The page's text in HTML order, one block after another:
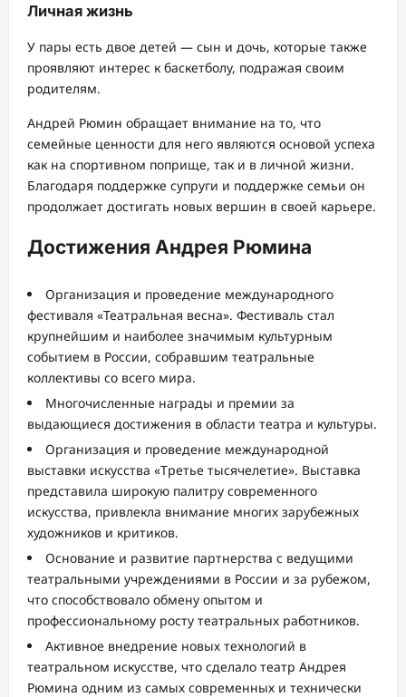
Личная жизнь
У пары есть двое детей — сын и дочь, которые также
проявляют интерес к баскетболу, подражая своим
родителям.
Андрей Рюмин обращает внимание на то, что
семейные ценности для него являются основой успеха
как на спортивном поприще, так и в личной жизни.
Благодаря поддержке супруги и поддержке семьи он
продолжает достигать новых вершин в своей карьере.
Достижения Андрея Рюмина
Организация и проведение международного
фестиваля «Театральная весна». Фестиваль стал
крупнейшим и наиболее значимым культурным
событием в России, собравшим театральные
коллективы со всего мира.
Многочисленные награды и премии за
выдающиеся достижения в области театра и культуры.
Организация и проведение международной
выставки искусства «Третье тысячелетие». Выставка
представила широкую палитру современного
искусства, привлекла внимание многих зарубежных
художников и критиков.
Основание и развитие партнерства с ведущими
театральными учреждениями в России и за рубежом,
что способствовало обмену опытом и
профессиональному росту театральных работников.
Активное внедрение новых технологий в
театральном искусстве, что сделало театр Андрея
Рюмина одним из самых современных и технически